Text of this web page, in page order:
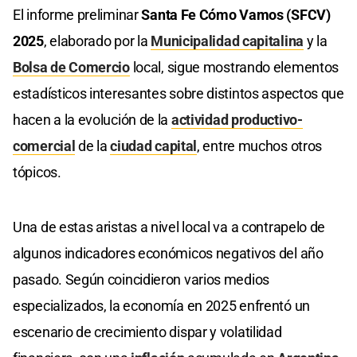
El informe preliminarSanta Fe Cómo Vamos (SFCV)
2025, elaborado por la Municipalidad capitalina y la
Bolsa de Comerciolocal, sigue mostrando elementos
estadísticos interesantes sobre distintos aspectos que
hacen a la evolución de la actividad productivo-
comercialde laciudad capital, entre muchos otros
tópicos.
Una de estas aristas a nivel local va a contrapelo de
algunos indicadores económicos negativos del año
pasado. Según coincidieron varios medios
especializados, la economía en 2025 enfrentó un
escenario de crecimiento dispar y volatilidad